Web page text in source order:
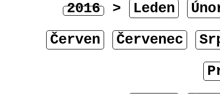
2016 > Leden
Červen
Červenec